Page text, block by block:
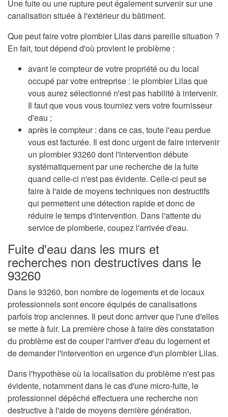
Une fuite ou une rupture peut également survenir sur une
canalisation située à l'extérieur du bâtiment.
Que peut faire votre plombier Lilas dans pareille situation ?
En fait, tout dépend d'où provient le problème :
avant le compteur de votre propriété ou du local
occupé par votre entreprise : le plombier Lilas que
vous aurez sélectionné n'est pas habilité à intervenir.
Il faut que vous vous tourniez vers votre fournisseur
d'eau ;
après le compteur : dans ce cas, toute l'eau perdue
vous est facturée. Il est donc urgent de faire intervenir
un plombier 93260 dont l'intervention débute
systématiquement par une recherche de la fuite
quand celle-ci n'est pas évidente. Celle-ci peut se
faire à l'aide de moyens techniques non destructifs
qui permettent une détection rapide et donc de
réduire le temps d'intervention. Dans l'attente du
service de plomberie, coupez l'arrivée d'eau.
Fuite d'eau dans les murs et
recherches non destructives dans le
93260
Dans le 93260, bon nombre de logements et de locaux
professionnels sont encore équipés de canalisations
parfois trop anciennes. Il peut donc arriver que l'une d'elles
se mette à fuir. La première chose à faire dès constatation
du problème est de couper l'arriver d'eau du logement et
de demander l'intervention en urgence d'un plombier Lilas.
Dans l'hypothèse où la localisation du problème n'est pas
évidente, notamment dans le cas d'une micro-fuite, le
professionnel dépêché effectuera une recherche non
destructive à l'aide de moyens dernière génération.